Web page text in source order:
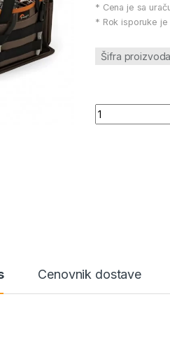
* Cena je sa
* Rok isporuke
Šifra
LOWEPRO
Cenovnik dostave